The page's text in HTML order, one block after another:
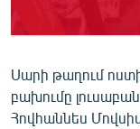
ՏՏ ԵՒ ԻՆՏԵՐՆԵՏ
ԱՐԽԻՎ
ՏԵՍԱՆՅՈՒԹԵՐ
Սարի թաղում
բախումը
Հովհաննես